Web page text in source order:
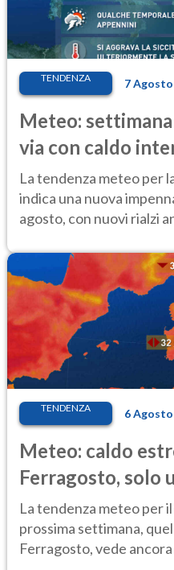
TENDENZA 7
Meteo:
via con caldo
temporale
La tendenza meteo per
indica una nuova
agosto, con nuovi rialzi
TENDENZA 6
Meteo: caldo
Ferragosto, solo
Ecco dove
La tendenza meteo per
prossima settimana,
Ferragosto, vede